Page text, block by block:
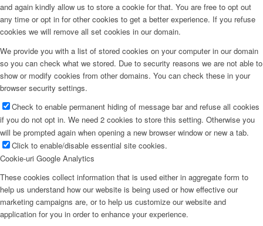
and again kindly allow us to store a cookie for that. You are free to opt out
any time or opt in for other cookies to get a better experience. If you refuse
cookies we will remove all set cookies in our domain.
We provide you with a list of stored cookies on your computer in our domain
so you can check what we stored. Due to security reasons we are not able to
show or modify cookies from other domains. You can check these in your
browser security settings.
Check to enable permanent hiding of message bar and refuse all cookies
if you do not opt in. We need 2 cookies to store this setting. Otherwise you
will be prompted again when opening a new browser window or new a tab.
Click to enable/disable essential site cookies.
Cookie-uri Google Analytics
These cookies collect information that is used either in aggregate form to
help us understand how our website is being used or how effective our
marketing campaigns are, or to help us customize our website and
application for you in order to enhance your experience.